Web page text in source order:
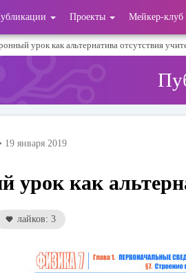
Проекты Мейкер-клуб
урок как альтернатива отсутствия
• 19 января 2019
урок как
лайков: 3